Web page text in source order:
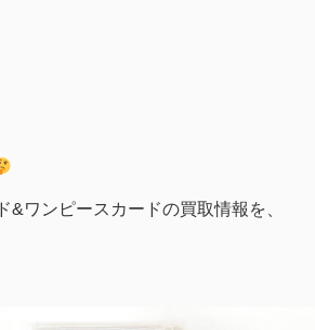
ワンピースカードの買取情報を、